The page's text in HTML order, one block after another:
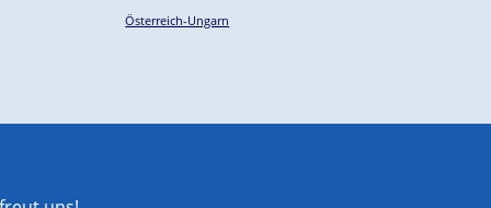
Österreich-Ungarn